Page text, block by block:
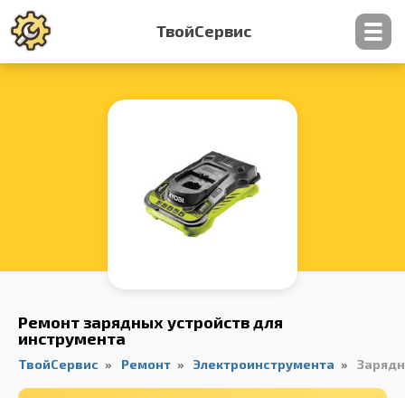
ТвойСервис
Контакты
Ремонт зарядных устройств для
инструмента
ТвойСервис Ремонт Электроинструмента